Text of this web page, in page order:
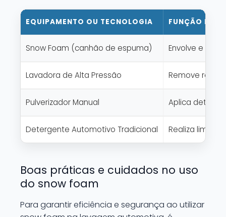
EQUIPAMENTO OU TECNOLOGIA FUNÇÃO E
Snow Foam (canhão de espuma) Envolve e
Lavadora de Alta Pressão Remove
Pulverizador Manual Aplica
Detergente Automotivo Tradicional Realiza
Boas práticas e cuidados no uso
do snow foam
Para garantir eficiência e segurança ao utilizar